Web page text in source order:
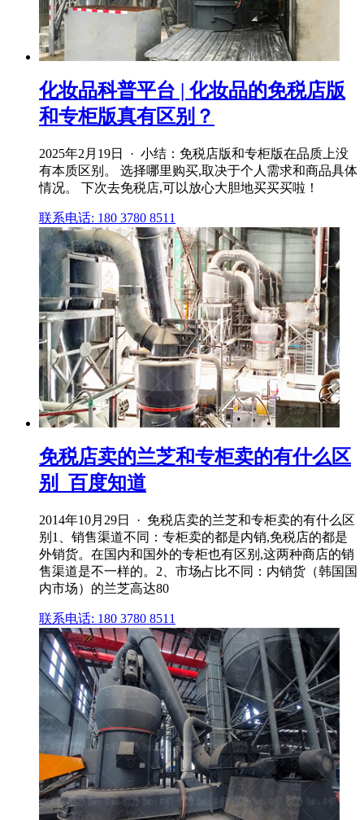
化妆品科普平台 | 化妆品的免税店版
和专柜版真有区别？
2025年2月19日 · 小结：免税店版和专柜版在品质上没
有本质区别。 选择哪里购买,取决于个人需求和商品具体
情况。 下次去免税店,可以放心大胆地买买买啦！
联系电话: 180 3780 8511
免税店卖的兰芝和专柜卖的有什么区
别_百度知道
2014年10月29日 · 免税店卖的兰芝和专柜卖的有什么区
别1、销售渠道不同：专柜卖的都是内销,免税店的都是
外销货。在国内和国外的专柜也有区别,这两种商店的销
售渠道是不一样的。2、市场占比不同：内销货（韩国国
内市场）的兰芝高达80
联系电话: 180 3780 8511